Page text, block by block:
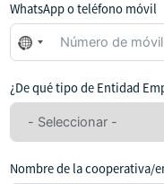
WhatsApp o teléfono móvil
No
se
seleccionado
ningún
¿De qué tipo de Entidad
Nombre de la cooperativa/